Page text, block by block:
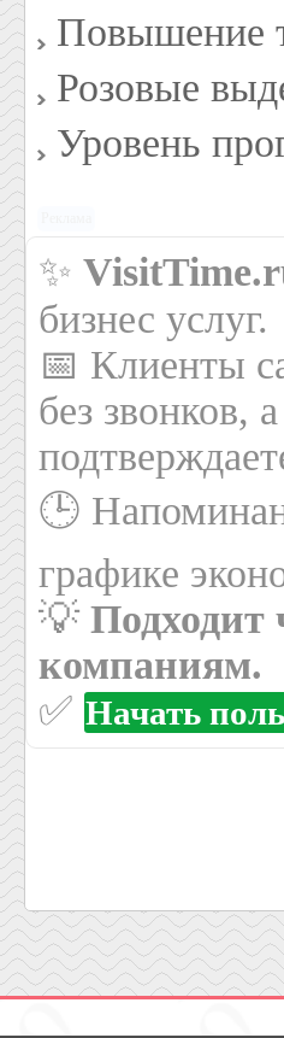
Повышение
Розовые
Уровень
✨
бизнес услуг.
📅 Клиенты
без звонков,
🕒
графике
💡 Подходит
компаниям.
✅ Начать